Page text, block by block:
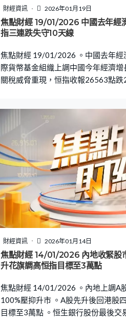
財經資訊 2026年01月19日
焦點財經 19/01/2026 中國去年經
指三連跌失守10天線
焦點財經 19/01/2026 。中國去年經
際貨幣基金組織上調中國今年經濟
關稅威脅重現，恒指收報26563點
財經資訊 2026年01月14日
焦點財經 14/01/2026 內地收緊股
升花旗調高恒指目標至3萬點
焦點財經 14/01/2026 。內地上調A
100%壓抑升市 。A股先升後回港股
目標至3萬點 。恒生銀行股份最後交